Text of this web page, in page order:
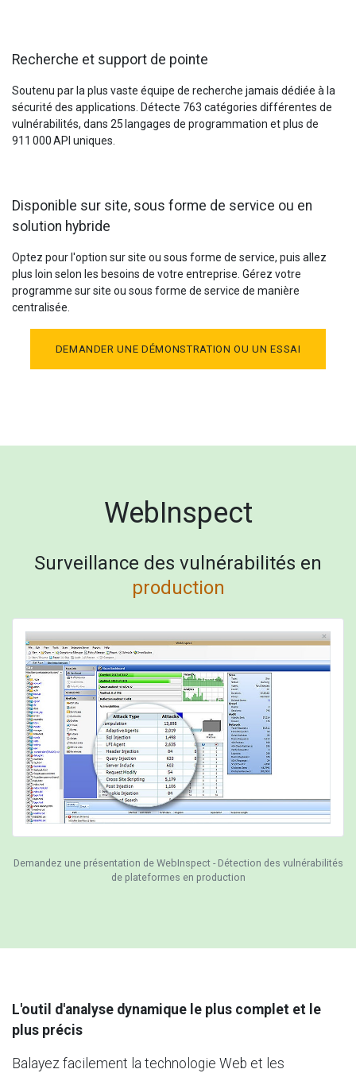
Recherche et support de pointe
Soutenu par la plus vaste équipe de recherche jamais dédiée à la
sécurité des applications. Détecte 763 catégories différentes de
vulnérabilités, dans 25 langages de programmation et plus de
911 000 API uniques.
Disponible sur site, sous forme de service ou en
solution hybride
Optez pour l'option sur site ou sous forme de service, puis allez
plus loin selon les besoins de votre entreprise. Gérez votre
programme sur site ou sous forme de service de manière
centralisée.
DEMANDER UNE DÉMONSTRATION OU UN ESSAI
WebInspect
Surveillance des vulnérabilités en
production
Demandez une présentation de WebInspect - Détection des vulnérabilités
de plateformes en production
L'outil d'analyse dynamique le plus complet et le
plus précis
Balayez facilement la technologie Web et les